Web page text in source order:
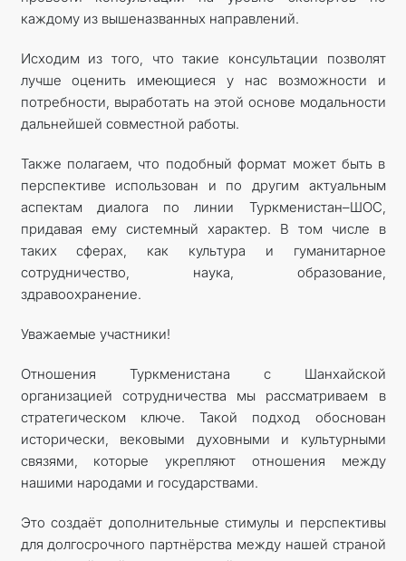
каждому из вышеназванных направлений.
Исходим из того, что такие консультации позволят
лучше оценить имеющиеся у нас возможности и
потребности, выработать на этой основе модальности
дальнейшей совместной работы.
Также полагаем, что подобный формат может быть в
перспективе использован и по другим актуальным
аспектам диалога по линии Туркменистан–ШОС,
придавая ему системный характер. В том числе в
таких сферах, как культура и гуманитарное
сотрудничество, наука, образование,
здравоохранение.
Уважаемые участники!
Отношения Туркменистана с Шанхайской
организацией сотрудничества мы рассматриваем в
стратегическом ключе. Такой подход обоснован
исторически, вековыми духовными и культурными
связями, которые укрепляют отношения между
нашими народами и государствами.
Это создаёт дополнительные стимулы и перспективы
для долгосрочного партнёрства между нашей страной